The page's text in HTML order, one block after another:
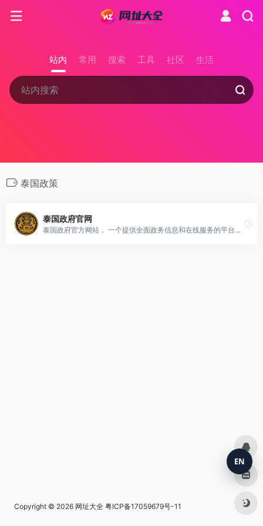
站内 常用 搜索 工具 社区 生活
泰国政策
泰国政府官网
泰国政府官方网站， 一个提供全面政务信息和在线服务的平台，让公众与政府更紧密地连接。
Copyright © 2026 网址大全 粤ICP备17059679号-11
EN